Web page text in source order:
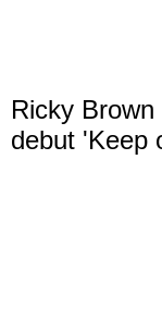
Ricky
debut 'Keep